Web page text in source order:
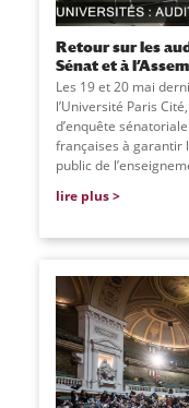
Retour sur les
Sénat et à
Les 19 et 20 mai
l’Université Paris
d’enquête
françaises à garantir
public de
lire plus